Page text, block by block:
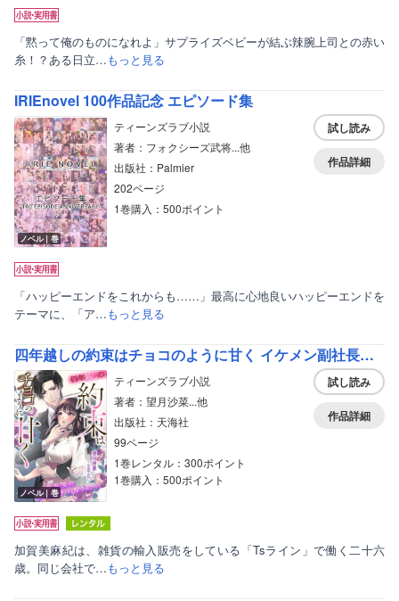
「黙って俺のものになれよ」サプライズベビーが結ぶ辣腕上司との赤い
糸！？ある日立…もっと見る
IRIEnovel 100作品記念 エピソード集
ノベル｜巻
ティーンズラブ小説
著者：フォクシーズ武将...他
出版社：Palmier
202ページ
1巻購入：500ポイント
試し読み
作品詳細
「ハッピーエンドをこれからも……」最高に心地良いハッピーエンドを
テーマに、「ア…もっと見る
四年越しの約束はチョコのように甘く イケメン副社長は傷心女子を離さない
ノベル｜巻
ティーンズラブ小説
著者：望月沙菜...他
出版社：天海社
99ページ
1巻レンタル：300ポイント
1巻購入：500ポイント
試し読み
作品詳細
加賀美麻紀は、雑貨の輸入販売をしている「Tsライン」で働く二十六
歳。同じ会社で…もっと見る